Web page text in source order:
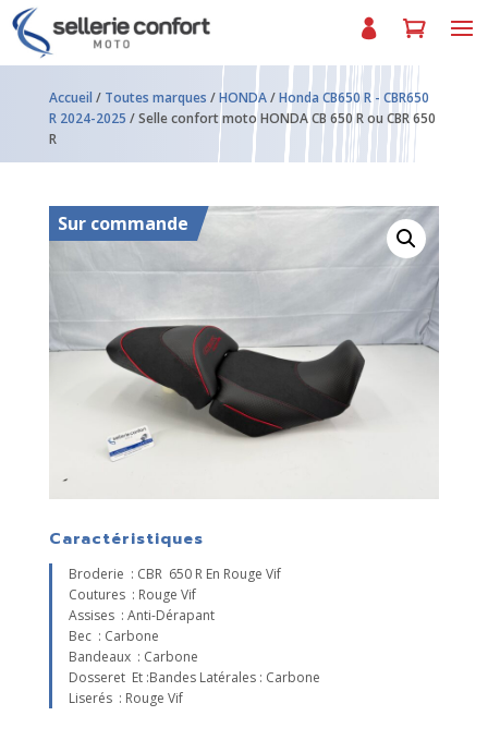
Accueil / Toutes marques /HONDA/Honda CB650 R - CBR650
R 2024-2025 / Selle confort moto HONDA CB 650 R ou CBR 650
R
Sur commande
Caractéristiques
Broderie : CBR 650 R En Rouge Vif
Coutures : Rouge Vif
Assises : Anti-Dérapant
Bec : Carbone
Bandeaux : Carbone
Dosseret Et :Bandes Latérales : Carbone
Liserés : Rouge Vif